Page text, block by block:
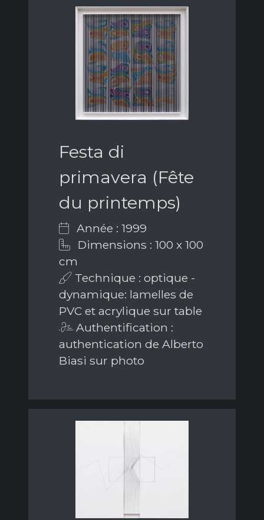
Festa di
primavera (Fête
du printemps)
Année : 1999
Dimensions : 100 x 100
cm
Technique : optique -
dynamique: lamelles de
PVC et acrylique sur table
Authentification :
authentication de Alberto
Biasi sur photo